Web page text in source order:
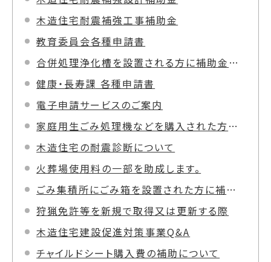
木造住宅耐震補強工事補助金
教育委員会各種申請書
合併処理浄化槽を設置される方に補助金を交付します
健康・長寿課 各種申請書
電子申請サービスのご案内
家庭用生ごみ処理機などを購入された方に補助金を交付します。
木造住宅の耐震診断について
火葬場使用料の一部を助成します。
ごみ集積所にごみ箱を設置された方に補助金を交付します
狩猟免許等を新規で取得又は更新する際
木造住宅建設促進対策事業Q&A
チャイルドシート購入費の補助について